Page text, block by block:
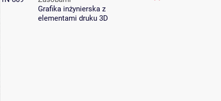
Grafika inżynierska z
elementami druku 3D